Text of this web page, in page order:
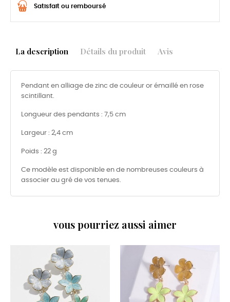
Satisfait ou remboursé
La description Détails du produit Avis
Pendant en alliage de zinc de couleur or émaillé en rose
scintillant.
Longueur des pendants : 7,5 cm
Largeur : 2,4 cm
Poids : 22 g
Ce modèle est disponible en de nombreuses couleurs à
associer au gré de vos tenues.
vous pourriez aussi aimer